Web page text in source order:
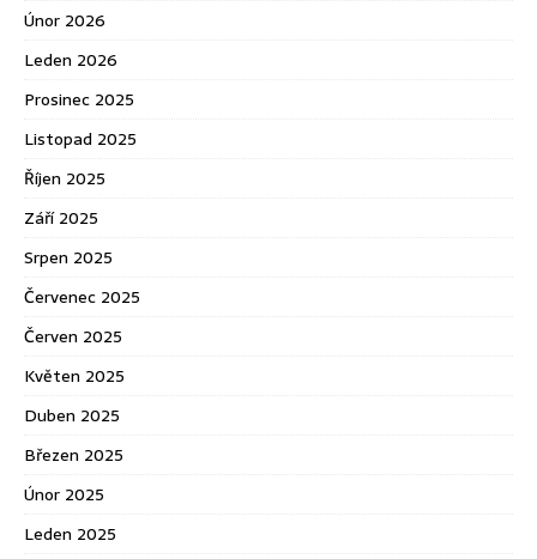
Únor 2026
Leden 2026
Prosinec 2025
Listopad 2025
Říjen 2025
Září 2025
Srpen 2025
Červenec 2025
Červen 2025
Květen 2025
Duben 2025
Březen 2025
Únor 2025
Leden 2025